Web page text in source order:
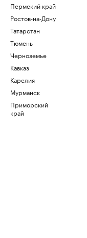
Пермский край
Ростов-на-Дону
Татарстан
Тюмень
Черноземье
Кавказ
Карелия
Мурманск
Приморский
край